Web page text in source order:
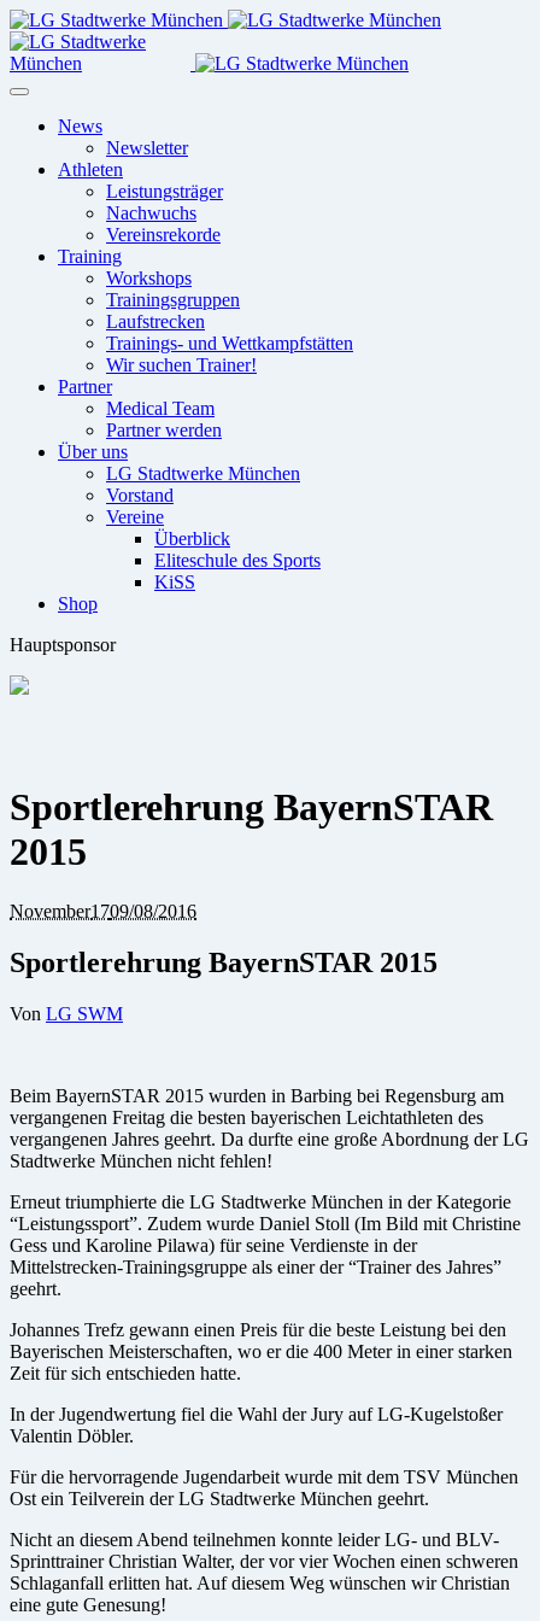
News
Newsletter
Athleten
Leistungsträger
Nachwuchs
Vereinsrekorde
Training
Workshops
Trainingsgruppen
Laufstrecken
Trainings- und Wettkampfstätten
Wir suchen Trainer!
Partner
Medical Team
Partner werden
Über uns
LG Stadtwerke München
Vorstand
Vereine
Überblick
Eliteschule des Sports
KiSS
Shop
Hauptsponsor
Sportlerehrung BayernSTAR
2015
November1709/08/2016
Sportlerehrung BayernSTAR 2015
Von LG SWM
Beim BayernSTAR 2015 wurden in Barbing bei Regensburg am
vergangenen Freitag die besten bayerischen Leichtathleten des
vergangenen Jahres geehrt. Da durfte eine große Abordnung der LG
Stadtwerke München nicht fehlen!
Erneut triumphierte die LG Stadtwerke München in der Kategorie
“Leistungssport”. Zudem wurde Daniel Stoll (Im Bild mit Christine
Gess und Karoline Pilawa) für seine Verdienste in der
Mittelstrecken-Trainingsgruppe als einer der “Trainer des Jahres”
geehrt.
Johannes Trefz gewann einen Preis für die beste Leistung bei den
Bayerischen Meisterschaften, wo er die 400 Meter in einer starken
Zeit für sich entschieden hatte.
In der Jugendwertung fiel die Wahl der Jury auf LG-Kugelstoßer
Valentin Döbler.
Für die hervorragende Jugendarbeit wurde mit dem TSV München
Ost ein Teilverein der LG Stadtwerke München geehrt.
Nicht an diesem Abend teilnehmen konnte leider LG- und BLV-
Sprinttrainer Christian Walter, der vor vier Wochen einen schweren
Schlaganfall erlitten hat. Auf diesem Weg wünschen wir Christian
eine gute Genesung!